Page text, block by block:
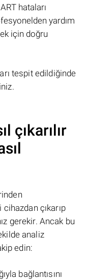
hataları
yardım
için doğru
tespit edildiğinde
çıkarılır
çıkarıp
gerekir. Ancak bu
analiz
edin:
bağlantısını